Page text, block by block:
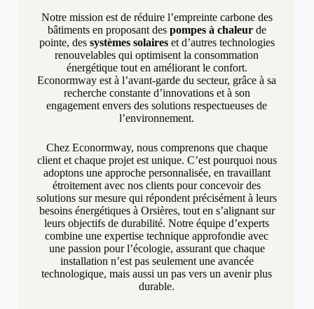
Notre mission est de réduire l’empreinte carbone des
bâtiments en proposant des pompes à chaleurde
pointe, des systèmes solaireset d’autres technologies
renouvelables qui optimisent la consommation
énergétique tout en améliorant le confort.
Econormway est à l’avant-garde du secteur, grâce à sa
recherche constante d’innovations et à son
engagement envers des solutions respectueuses de
l’environnement.
Chez Econormway, nous comprenons que chaque
client et chaque projet est unique. C’est pourquoi nous
adoptons une approche personnalisée, en travaillant
étroitement avec nos clients pour concevoir des
solutions sur mesure qui répondent précisément à leurs
besoins énergétiques à Orsières, tout en s’alignant sur
leurs objectifs de durabilité. Notre équipe d’experts
combine une expertise technique approfondie avec
une passion pour l’écologie, assurant que chaque
installation n’est pas seulement une avancée
technologique, mais aussi un pas vers un avenir plus
durable.